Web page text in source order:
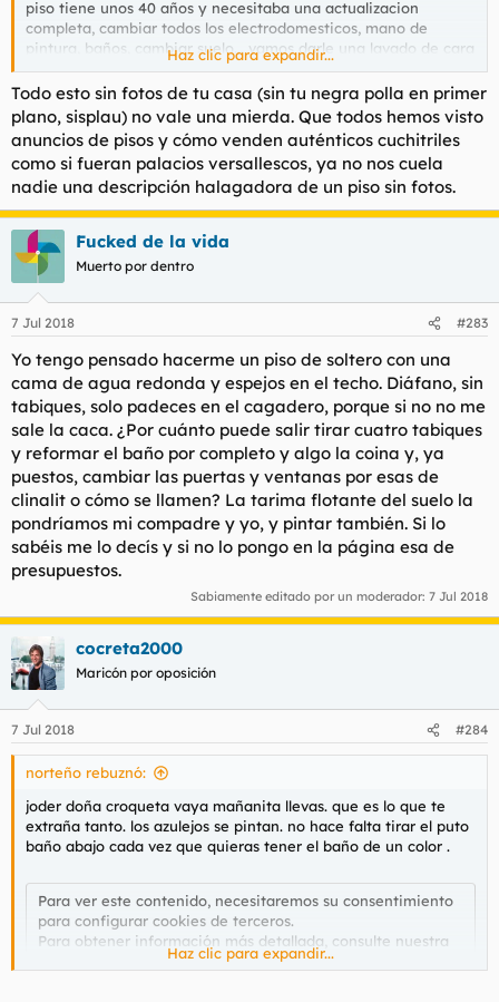
piso tiene unos 40 años y necesitaba una actualizacion
completa, cambiar todos los electrodomesticos, mano de
pintura, baños, cambiar suelo... vamos darle una lavado de cara
completo al asunto para dejarlo mas o menos modernillo y
decente.
llame a un taxi cuandoi se acerco,su molona matricula me
fascino....No , en serio, llame a un tio amigo de mi padre que
hace reformas para que le hechara un ojo y me presupuestase
el tema. entre 20 mil y 25 mil pavos me presupuestaba el hijo
de puta para dejarlo feten. Lo mande a tomar por culo,
obviasmente.
pues bien, me puse a ver videos de jewtube de reformas
baratas para dummies et voila, Compre yo la pintura, lo pinte
yo, en vez de casmbiar todo el suelo alquile una lijadora, lo lije
y lo barnize yo. los electrodomesticos de la cocina comprados
por la hinternete en oulets, me ahorre mas de 1000 pavos con
respecto si los hubiera comprado en mierdamarkt o
similares...los baños, en vez de echarlos a abajo y hacerlos
nuevos (3000 pavos por baño no te lo mquita nadie), le repinte
los azulejos, le cambie los muebles por cosas modernillas
pilladas en el wallapop, la ducha etc... con 800 pavos por baño
los deje mas que decente.
los muebles, comprados mtodos por la hinternete o por el
wallapop, me salieron como un 80% mas baratos que en
cualquier tienda de muebles de susureros de mierrda.
en total me gaste unos 7000 pavos y deje la casa de putisima
madre, sin grandes lujos pero de aspecto moderno y muebles y
me ahorre casi 20.000 ñapos con respecto a lo que me
presupuestaba el otro subnormal.
las reformas de los pisos, negocio de usurerosestafadores de
retramongos que son incapaces de verse un video en youtube
Haz clic para expandir...
Todo esto sin fotos de tu casa (sin tu negra polla en primer
plano, sisplau) no vale una mierda. Que todos hemos visto
anuncios de pisos y cómo venden auténticos cuchitriles
como si fueran palacios versallescos, ya no nos cuela
nadie una descripción halagadora de un piso sin fotos.
Fucked de la vida
Muerto por dentro
7 Jul 2018 #283
Yo tengo pensado hacerme un piso de soltero con una
cama de agua redonda y espejos en el techo. Diáfano, sin
tabiques, solo padeces en el cagadero, porque si no no me
sale la caca. ¿Por cuánto puede salir tirar cuatro tabiques
y reformar el baño por completo y algo la coina y, ya
puestos, cambiar las puertas y ventanas por esas de
clinalit o cómo se llamen? La tarima flotante del suelo la
pondríamos mi compadre y yo, y pintar también. Si lo
sabéis me lo decís y si no lo pongo en la página esa de
presupuestos.
Sabiamente editado por un moderador: 7 Jul 2018
cocreta2000
Maricón por oposición
7 Jul 2018 #284
norteño rebuznó:
joder doña croqueta vaya mañanita llevas. que es lo que te
extraña tanto. los azulejos se pintan. no hace falta tirar el puto
baño abajo cada vez que quieras tener el baño de un color .
Para ver este contenido, necesitaremos su consentimiento
para configurar cookies de terceros.
Para obtener información más detallada, consulte nuestra
.Haz clic para expandir...